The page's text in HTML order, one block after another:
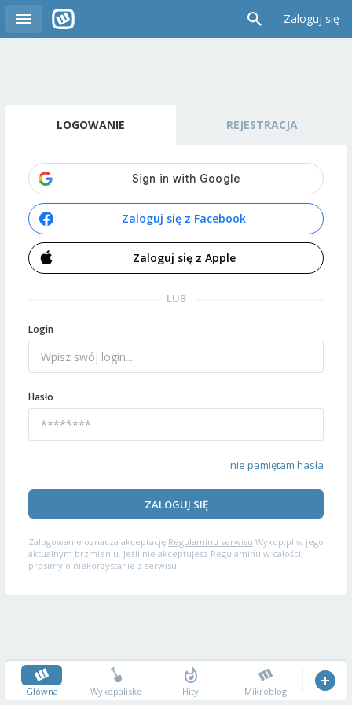
Zaloguj się
LOGOWANIE REJESTRACJA
Zaloguj się z Facebook
Zaloguj się z Apple
LUB
Login
Hasło
nie pamiętam hasła
ZALOGUJ SIĘ
Zalogowanie oznacza akceptację Regulaminu serwisu Wykop.pl w jego
aktualnym brzmieniu. Jeśli nie akceptujesz Regulaminu w całości,
prosimy o niekorzystanie z serwisu.
Główna Wykopalisko Hity Mikroblog